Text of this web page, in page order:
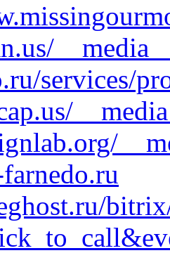
services/